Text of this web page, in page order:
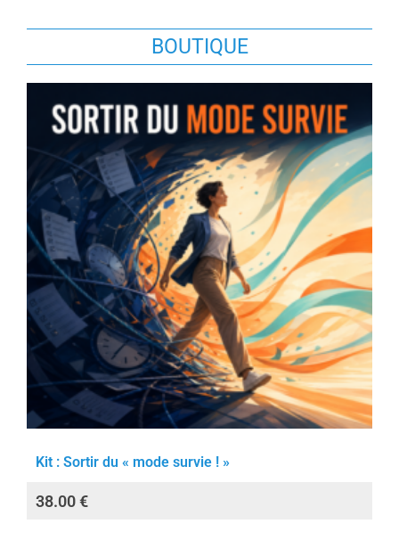
BOUTIQUE
Kit : Sortir du « mode survie ! »
38.00€